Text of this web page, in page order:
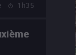
1h35